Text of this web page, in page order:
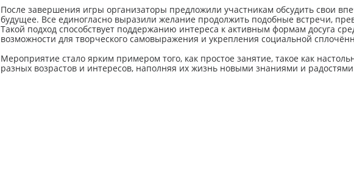
После завершения игры организаторы предложили участникам обсудить свои
будущее. Все единогласно выразили желание продолжить подобные встречи,
Такой подход способствует поддержанию интереса к активным формам досуга
возможности для творческого самовыражения и укрепления социальной
Мероприятие стало ярким примером того, как простое занятие, такое как
разных возрастов и интересов, наполняя их жизнь новыми знаниями и